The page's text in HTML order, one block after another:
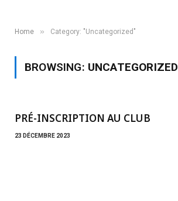
Home » Category: "Uncategorized"
BROWSING: UNCATEGORIZED
PRÉ-INSCRIPTION AU CLUB
23 DÉCEMBRE 2023